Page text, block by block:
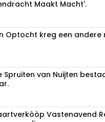
Maakt Macht'.
Optocht kreg een andere
Spruiten van Nuijten
Vastenavend